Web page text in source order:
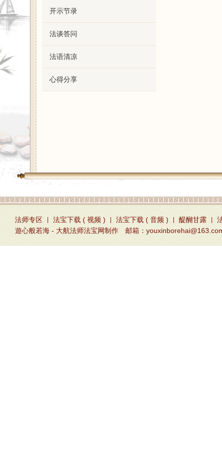
开示节录
法谈答问
法语清凉
心得分享
法师专区 法宝下载 ( 视频 ) 法宝下载 ( 音频 ) 醍醐甘露
遊心般若海 - 大航法师法宝网制作 邮箱：